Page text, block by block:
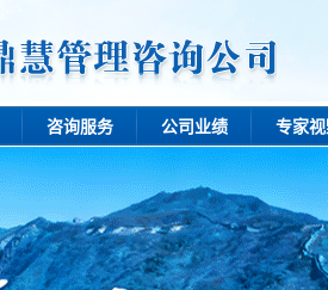
咨询服务 公司业绩 专家